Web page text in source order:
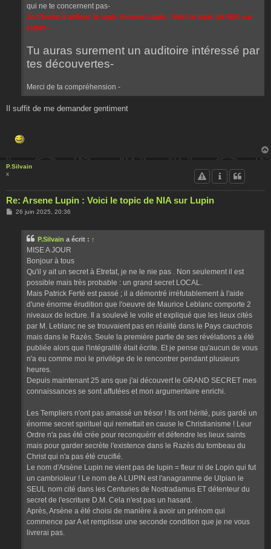
qui ne te concernent pas-
Je t’invite à utiliser le topic Arsene Lupin : Voici le topic de NIA sur
Lupin –
Tu auras surement un auditoire intéressé par
tes découvertes-
Merci de ta compréhension -
Il suffit de me demander gentiment
P.Silvain
x
Re: Arsene Lupin : Voici le topic de NIA sur Lupin
M26 juin 2025, 20:36
P.Silvain a écrit : ↑
MISE A JOUR
Bonjour à tous
Qu'il y ait un secret à Etretat, je ne le nie pas . Non seulement il est
possible mais très probable : un grand secret LOCAL.
Mais Patrick Ferté est passé ; il a démontré irréfutablement à l'aide
d'une énorme érudition que l'oeuvre de Maurice Leblanc comporte 2
niveaux de lecture. Il a soulevé le voile et expliqué que les lieux cités
par M. Leblanc ne se trouvaient pas en réalité dans le Pays cauchois
mais dans le Razès. Seule la première partie de ses révélations a été
publiée alors que l'intégralité était écrite. Et je pense qu'aucun de vous
n'a eu comme moi le privilège de le rencontrer pendant plusieurs
heures.
Depuis maintenant 25 ans que j'ai découvert le GRAND SECRET mes
connaissances se sont affutées et mon argumentaire enrichi.
Les Templiers n'ont pas amassé un trésor ! Ils ont hérité, puis gardé un
énorme secret spirituel qui remettait en cause le Christianisme ! Leur
Ordre n'a pas été crée pour reconquérir et défendre les lieux saints
mais pour garder secrète l'existence dans le Razès du tombeau du
Christ qui n'a pas été crucifié.
Le nom d'Arsène Lupin ne vient pas de lupin = fleur ni de Lopin qui fut
un cambrioleur ! Le nom de A LUPIN est l'anagramme de Ulpian le
SEUL nom cité dans les Centuries de Nostradamus ET détenteur du
secret de l'escriture D.M. Cela n'est pas un hasard.
Après, Arsène a été choisi de manière à avoir un prénom qui
commence par A et remplisse une seconde condition que je ne vous
livrerai pas.